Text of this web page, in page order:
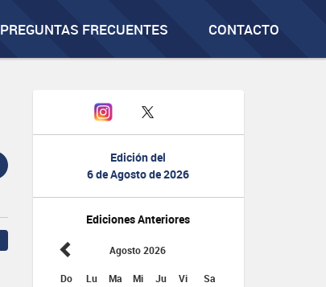
PREGUNTAS FRECUENTES CONTACTO
Edición del
6 de Agosto de 2026
Ediciones Anteriores
Agosto 2026
Do Lu Ma Mi Ju Vi Sa